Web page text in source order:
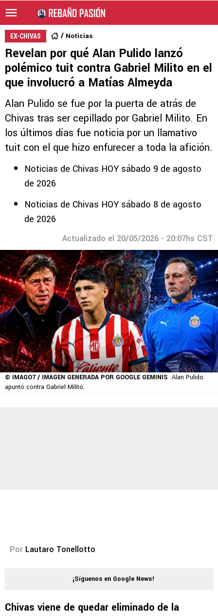
EX-CHIVAS Noticias
Revelan por qué Alan Pulido lanzó
polémico tuit contra Gabriel Milito en el
que involucró a Matías Almeyda
Alan Pulido se fue por la puerta de atrás de
Chivas tras ser cepillado por Gabriel Milito. En
los últimos días fue noticia por un llamativo
tuit con el que hizo enfurecer a toda la afición.
Noticias de Chivas HOY sábado 9 de agosto
de 2026
Noticias de Chivas HOY sábado 8 de agosto
de 2026
Actualizado el 20/05/2026 - 20:07hs CST
© IMAGO7 / IMAGEN GENERADA POR GOOGLE GEMINIS Alan Pulido
apuntó contra Gabriel Milito.
Por Lautaro Tonellotto
¡Síguenos en Google News!
Chivas viene de quedar eliminado de la